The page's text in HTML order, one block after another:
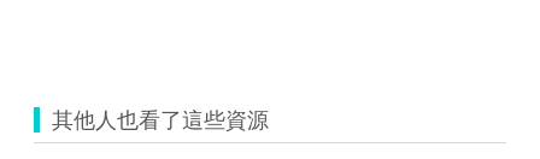
其他人也看了這些資源